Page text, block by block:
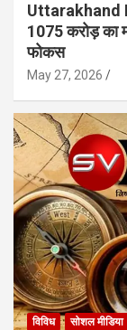
Uttarakhand
1075 करोड़ का
फोकस
May 27, 2026
विविध सोशल मीडिया